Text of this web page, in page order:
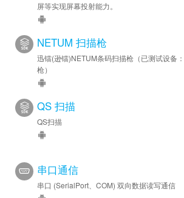
屏等实现屏幕投射能力。
NETUM 扫描枪
迅镭(逊镭)NETUM条码扫描枪（已测试设备
枪）
QS 扫描
QS扫描
串口通信
串口 (SerialPort、COM) 双向数据读写通信